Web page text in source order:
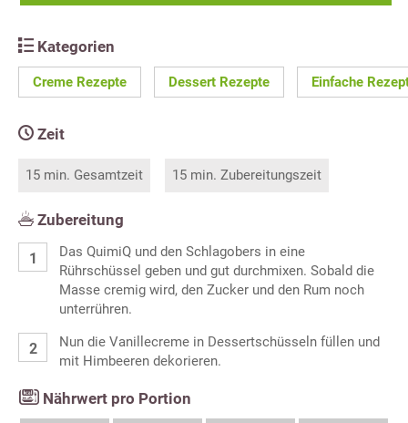
Kategorien
Creme Rezepte Dessert Rezepte Einfache
Zeit
15 min. Gesamtzeit 15 min. Zubereitungszeit
Zubereitung
Das QuimiQ und den Schlagobers in eine
Rührschüssel geben und gut durchmixen. Sobald die
Masse cremig wird, den Zucker und den Rum noch
unterrühren.
Nun die Vanillecreme in Dessertschüsseln füllen und
mit Himbeeren dekorieren.
Nährwert pro Portion